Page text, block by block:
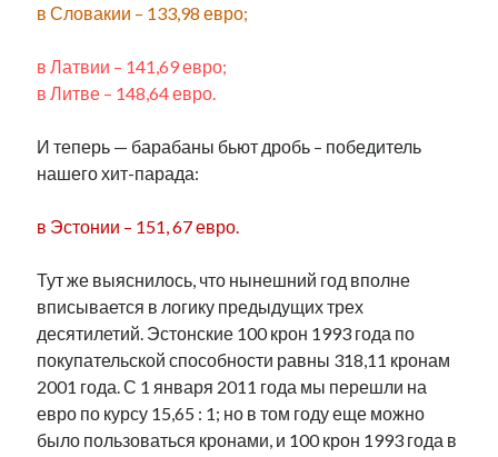
в Словакии – 133,98 евро;
в Латвии – 141,69 евро;
в Литве – 148,64 евро.
И теперь — барабаны бьют дробь – победитель
нашего хит-парада:
в Эстонии – 151, 67 евро.
Тут же выяснилось, что нынешний год вполне
вписывается в логику предыдущих трех
десятилетий. Эстонские 100 крон 1993 года по
покупательской способности равны 318,11 кронам
2001 года. С 1 января 2011 года мы перешли на
евро по курсу 15,65 : 1; но в том году еще можно
было пользоваться кронами, и 100 крон 1993 года в